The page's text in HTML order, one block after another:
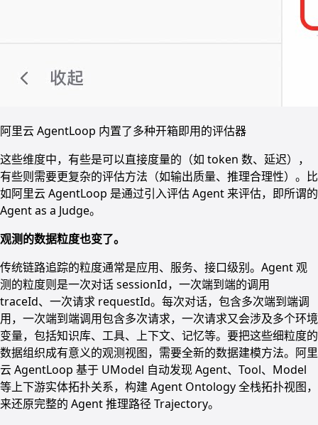
阿里云 AgentLoop 内置了多种开箱即用的评估器
这些维度中，有些是可以直接度量的（如 token 数、延迟），
有些则需要更复杂的评估方法（如输出质量、推理合理性）。比
如阿里云 AgentLoop 是通过引入评估 Agent 来评估，即所谓的
Agent as a Judge。
观测的数据粒度也变了。
传统链路追踪的粒度通常是应用、服务、接口级别。Agent 观
测的粒度则是一次对话 sessionId，一次端到端的调用
traceId、一次请求 requestId。每次对话，包含多次端到端调
用，一次端到端调用包含多次请求，一次请求又会涉及多个环境
变量，包括知识库、工具、上下文、记忆等。要把这些细粒度的
数据组织成有意义的观测视图，需要全新的数据建模方法。阿里
云 AgentLoop 基于 UModel 自动发现 Agent、Tool、Model
等上下游实体拓扑关系，构建 Agent Ontology 全栈拓扑视图，
来还原完整的 Agent 推理路径 Trajectory。